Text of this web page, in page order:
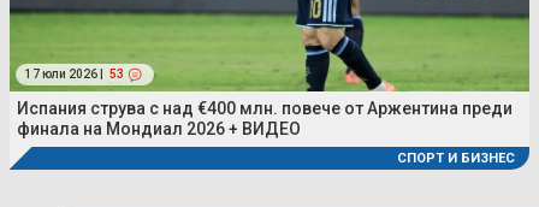
17 юли 2026 | 53
Испания струва с над €400 млн. повече от Аржентина преди
финала на Мондиал 2026 + ВИДЕО
СПОРТ И БИЗНЕС